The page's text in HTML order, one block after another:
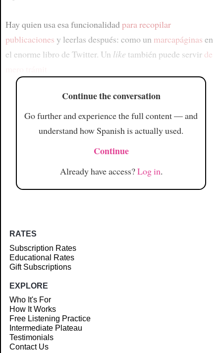
Hay quien usa esa funcionalidadpara recopilar
publicaciones y leerlas después: como un marcapáginas en
el enorme libro de Twitter. Un like también puede servir de
Continue the conversation
Go further and experience the full content — and
understand how Spanish is actually used.
Continue
Already have access?Log in.
RATES
Subscription Rates
Educational Rates
Gift Subscriptions
EXPLORE
Who It's For
How It Works
Free Listening Practice
Intermediate Plateau
Testimonials
Contact Us